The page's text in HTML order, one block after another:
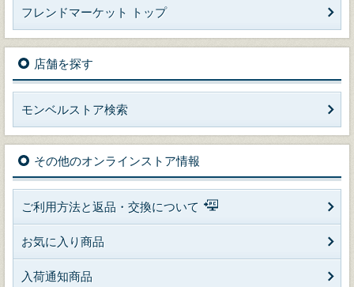
フレンドマーケット トップ
店舗を探す
モンベルストア検索
その他のオンラインストア情報
ご利用方法と返品・交換について
お気に入り商品
入荷通知商品